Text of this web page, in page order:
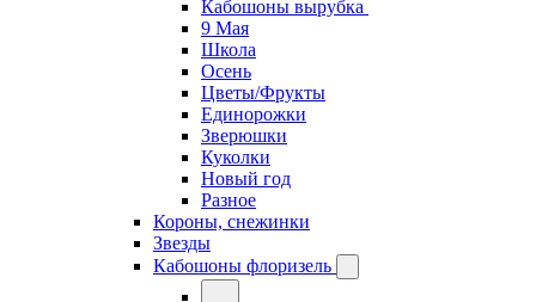
Кабошоны вырубка
9 Мая
Школа
Осень
Цветы/Фрукты
Единорожки
Зверюшки
Куколки
Новый год
Разное
Короны, снежинки
Звезды
Кабошоны флоризель